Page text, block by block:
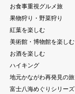
お食事重視グルメ旅
果物狩り・野菜狩り
紅葉を楽しむ
美術館・博物館を楽しむ
お酒を楽しむ
ハイキング
地元かながわ再発見の旅
富士八海めぐりシリーズ